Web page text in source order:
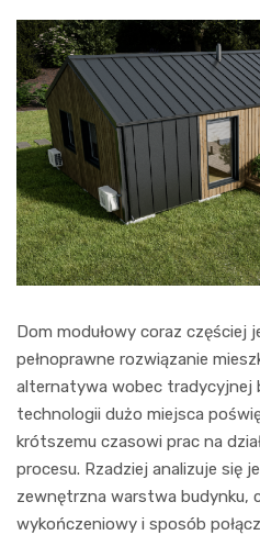
Dom modułowy coraz częściej
pełnoprawne rozwiązanie
alternatywa wobec tradycyjnej
technologii dużo miejsca
krótszemu czasowi prac na
procesu. Rzadziej analizuje się
zewnętrzna warstwa budynku,
wykończeniowy i sposób